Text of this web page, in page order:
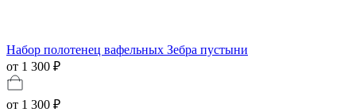
Набор полотенец вафельных Зебра пустыни
от 1 300 ₽
от 1 300 ₽